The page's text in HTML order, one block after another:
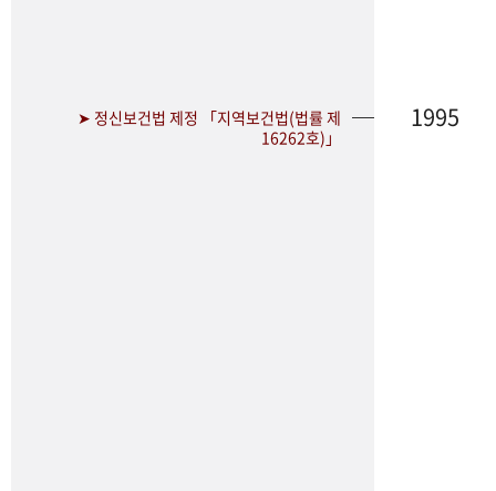
➤ 정신보건법 제정 「지역보건법(법률 제
16262호)」
1995